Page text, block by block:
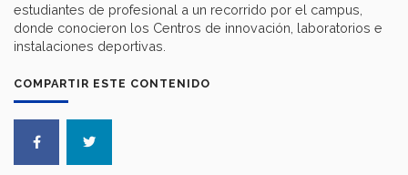
COMPARTIR ESTE CONTENIDO
estudiantes de profesional a un recorrido por el campus,
donde conocieron los Centros de innovación, laboratorios e
instalaciones deportivas.